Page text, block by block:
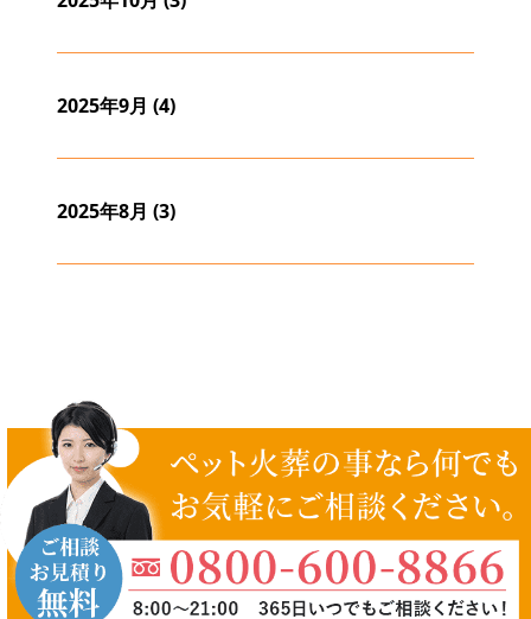
2025年9月 (4)
2025年8月 (3)